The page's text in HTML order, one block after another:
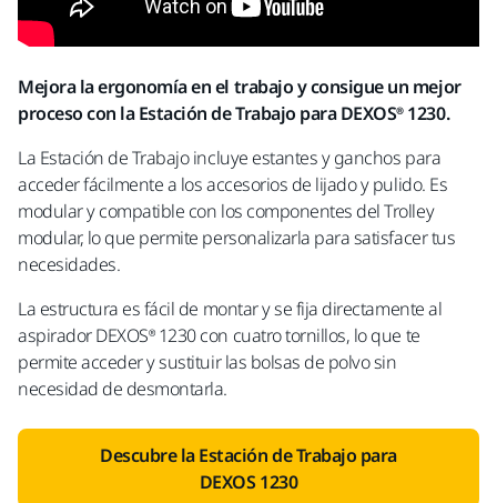
Mejora la ergonomía en el trabajo y consigue un mejor
proceso con la Estación de Trabajo para DEXOS® 1230.
La Estación de Trabajo incluye estantes y ganchos para
acceder fácilmente a los accesorios de lijado y pulido. Es
modular y compatible con los componentes del Trolley
modular, lo que permite personalizarla para satisfacer tus
necesidades.
La estructura es fácil de montar y se fija directamente al
aspirador DEXOS® 1230 con cuatro tornillos, lo que te
permite acceder y sustituir las bolsas de polvo sin
necesidad de desmontarla.
Descubre la Estación de Trabajo para
DEXOS 1230